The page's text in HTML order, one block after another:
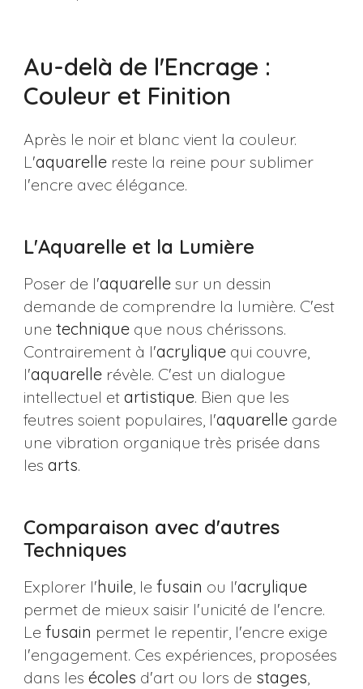
Au-delà de l'Encrage :
Couleur et Finition
Après le noir et blanc vient la couleur.
L'aquarellereste la reine pour sublimer
l'encre avec élégance.
L'Aquarelle et la Lumière
Poser de l'aquarellesur un dessin
demande de comprendre la lumière. C'est
une techniqueque nous chérissons.
Contrairement à l'acryliquequi couvre,
l'aquarellerévèle. C'est un dialogue
intellectuel et artistique. Bien que les
feutres soient populaires, l'aquarellegarde
une vibration organique très prisée dans
les arts.
Comparaison avec d'autres
Techniques
Explorer l'huile, le fusain ou l'acrylique
permet de mieux saisir l'unicité de l'encre.
Le fusain permet le repentir, l'encre exige
l'engagement. Ces expériences, proposées
dans les écoles d'art ou lors de stages,